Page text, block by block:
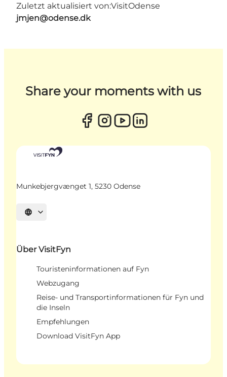
Zuletzt aktualisiert von:VisitOdense
jmjen@odense.dk
Share your moments with us
Munkebjergvænget 1, 5230 Odense
Sprache auswählen
Über VisitFyn
Touristeninformationen auf Fyn
Webzugang
Reise- und Transportinformationen für Fyn und
die Inseln
Empfehlungen
Download VisitFyn App